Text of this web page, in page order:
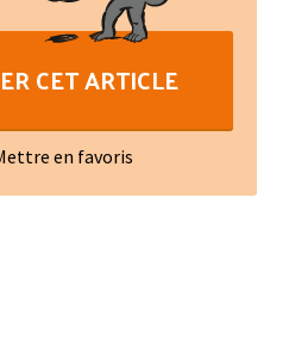
CET ARTICLE
en favoris